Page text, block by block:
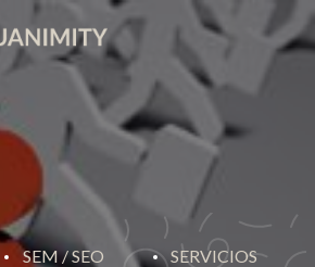
SEM / SEO SERVICIOS